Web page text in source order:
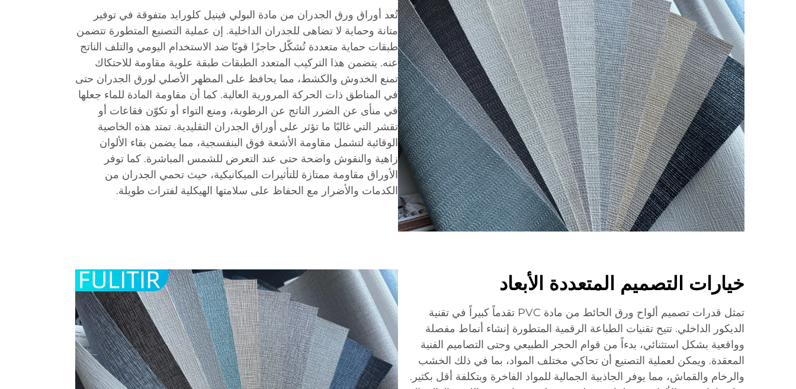
تُعد أوراق ورق الجدران من مادة البولي فينيل كلورايد متفوقة في توفير
متانة وحماية لا تضاهى للجدران الداخلية. إن عملية التصنيع المتطورة تتضمن
طبقات حماية متعددة تُشكّل حاجزًا قويًا ضد الاستخدام اليومي والتلف الناتج
عنه. يتضمن هذا التركيب المتعدد الطبقات طبقة علوية مقاومة للاحتكاك
تمنع الخدوش والكشط، مما يحافظ على المظهر الأصلي لورق الجدران حتى
في المناطق ذات الحركة المرورية العالية. كما أن مقاومة المادة للماء جعلها
في منأى عن الضرر الناتج عن الرطوبة، ومنع التواء أو تكوّن فقاعات أو
تقشر التي غالبًا ما تؤثر على أوراق الجدران التقليدية. تمتد هذه الخاصية
الوقائية لتشمل مقاومة الأشعة فوق البنفسجية، مما يضمن بقاء الألوان
زاهية والنقوش واضحة حتى عند التعرض للشمس المباشرة. كما توفر
الأوراق مقاومة ممتازة للتأثيرات الميكانيكية، حيث تحمي الجدران من
الكدمات والأضرار مع الحفاظ على سلامتها الهيكلية لفترات طويلة.
خيارات التصميم المتعددة الأبعاد
تمثل قدرات تصميم ألواح ورق الحائط من مادة PVC تقدماً كبيراً في تقنية
الديكور الداخلي. تتيح تقنيات الطباعة الرقمية المتطورة إنشاء أنماط مفصلة
وواقعية بشكل استثنائي، بدءاً من قوام الحجر الطبيعي وحتى التصاميم الفنية
المعقدة. ويمكن لعملية التصنيع أن تحاكي مختلف المواد، بما في ذلك الخشب
والرخام والقماش، مما يوفر الجاذبية الجمالية للمواد الفاخرة وبتكلفة أقل بكثير.